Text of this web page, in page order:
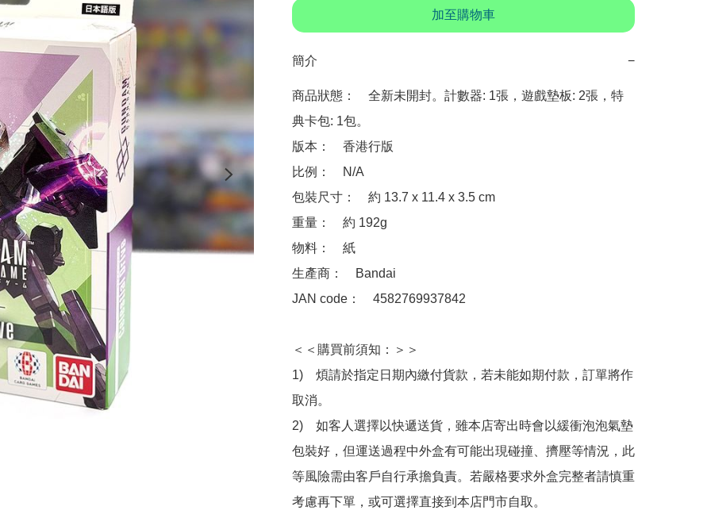
加至購物車
簡介 −
商品狀態：　全新未開封。計數器: 1張，遊戲墊板: 2張，特
典卡包: 1包。
版本：　香港行版
比例：　N/A
包裝尺寸：　約 13.7 x 11.4 x 3.5 cm
重量：　約 192g
物料：　紙
生產商：　Bandai
JAN code：　4582769937842
＜＜購買前須知：＞＞
1)　煩請於指定日期內繳付貨款，若未能如期付款，訂單將作
取消。
2)　如客人選擇以快遞送貨，雖本店寄出時會以緩衝泡泡氣墊
包裝好，但運送過程中外盒有可能出現碰撞、擠壓等情況，此
等風險需由客戶自行承擔負責。若嚴格要求外盒完整者請慎重
考慮再下單，或可選擇直接到本店門市自取。